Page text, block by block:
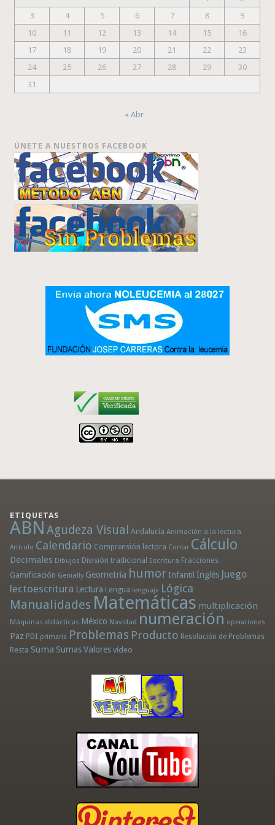
3
4 5 6 7 8
9
10
11 12 13 14 15
16
17
18 19 20 21 22
23
24
25 26 27 28 29
30
31
« Abr
ÚNETE A NUESTROS FACEBOOK
ETIQUETAS
ABN Agudeza Visual Andalucía Animación a la lectura
Artículo Calendario Comprensión lectora Contar Cálculo
Decimales Dibujos División tradicional Escritura Fracciones
Gamificación Genially Geometría humor Infantil Inglés Juego
lectoescritura Lectura Lengua lenguaje Lógica
Manualidades Matemáticas multiplicación
Máquinas didácticas México Navidad numeración operaciones
Paz PDI primaria Problemas Producto Resolución de Problemas
Resta Suma Sumas Valores vídeo